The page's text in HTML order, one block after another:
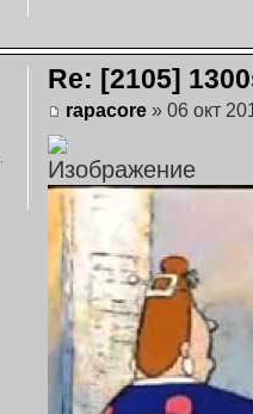
Re: [2105]
rapacore» 06 окт